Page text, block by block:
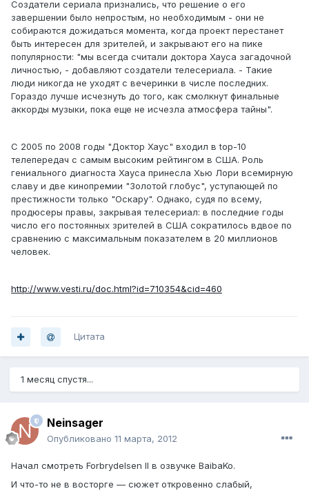
Создатели сериала признались, что решение о его
завершении было непростым, но необходимым - они не
собираются дожидаться момента, когда проект перестанет
быть интересен для зрителей, и закрывают его на пике
популярности: "мы всегда считали доктора Хауса загадочной
личностью, - добавляют создатели телесериала. - Такие
люди никогда не уходят с вечеринки в числе последних.
Гораздо лучше исчезнуть до того, как смолкнут финальные
аккорды музыки, пока еще не исчезла атмосфера тайны".
С 2005 по 2008 годы "Доктор Хаус" входил в top-10
телепередач с самым высоким рейтингом в США. Роль
гениального диагноста Хауса принесла Хью Лори всемирную
славу и две кинопремии "Золотой глобус", уступающей по
престижности только "Оскару". Однако, судя по всему,
продюсеры правы, закрывая телесериал: в последние годы
число его постоянных зрителей в США сократилось вдвое по
сравнению с максимальным показателем в 20 миллионов
человек.
http://www.vesti.ru/doc.html?id=710354&cid=460
Цитата
1 месяц спустя...
Neinsager
Опубликовано 11 марта, 2012
Начал смотреть Forbrydelsen II в озвучке BaibaKo.
И что-то не в восторге — сюжет откровенно слабый,